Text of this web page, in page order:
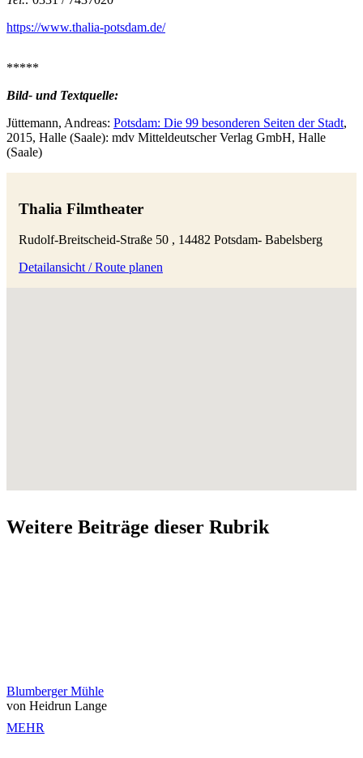
https://www.thalia-potsdam.de/
*****
Bild- und Textquelle:
Jüttemann, Andreas: Potsdam: Die 99 besonderen Seiten der Stadt,
2015, Halle (Saale): mdv Mitteldeutscher Verlag GmbH, Halle
(Saale)
Thalia Filmtheater
Rudolf-Breitscheid-Straße 50 , 14482 Potsdam- Babelsberg
Detailansicht / Route planen
Weitere Beiträge dieser Rubrik
Blumberger Mühle
von Heidrun Lange
MEHR